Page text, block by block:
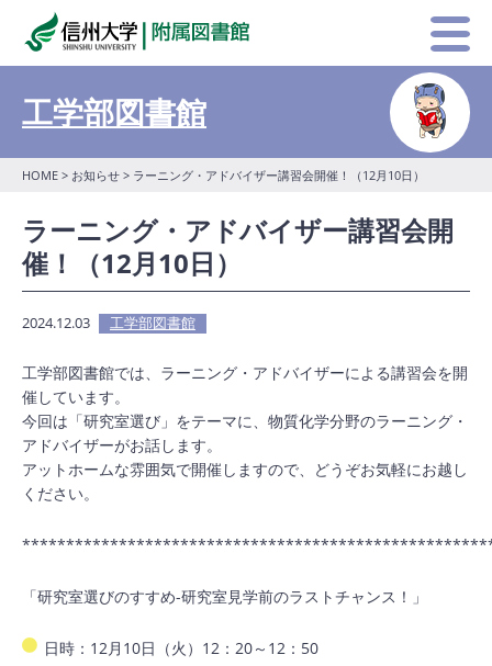
工学部図書館
HOME > お知らせ > ラーニング・アドバイザー講習会開催！（12月10日）
ラーニング・アドバイザー講習会開
催！（12月10日）
2024.12.03 工学部図書館
工学部図書館では、ラーニング・アドバイザーによる講習会を開
催しています。
今回は「研究室選び」をテーマに、物質化学分野のラーニング・
アドバイザーがお話します。
アットホームな雰囲気で開催しますので、どうぞお気軽にお越し
ください。
「研究室選びのすすめ-研究室見学前のラストチャンス！」
日時：12月10日（火）12：20～12：50